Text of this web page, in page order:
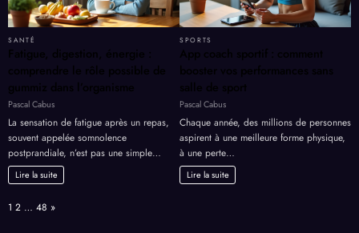
SANTÉ
Fatigue, digestion, énergie :
comprendre le rôle possible de
gummiz dans l’organisme
Pascal Cabus
La sensation de fatigue après un repas,
souvent appelée somnolence
postprandiale, n’est pas une simple…
Lire la suite
SPORTS
App coach sportif : comment
booster vos performances sans
salle de sport
Pascal Cabus
Chaque année, des millions de personnes
aspirent à une meilleure forme physique,
à une perte…
Lire la suite
Page:
1 2 … 48 Next
»